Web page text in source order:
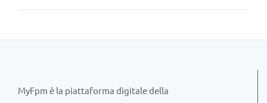
MyFpm è la piattaforma digitale della